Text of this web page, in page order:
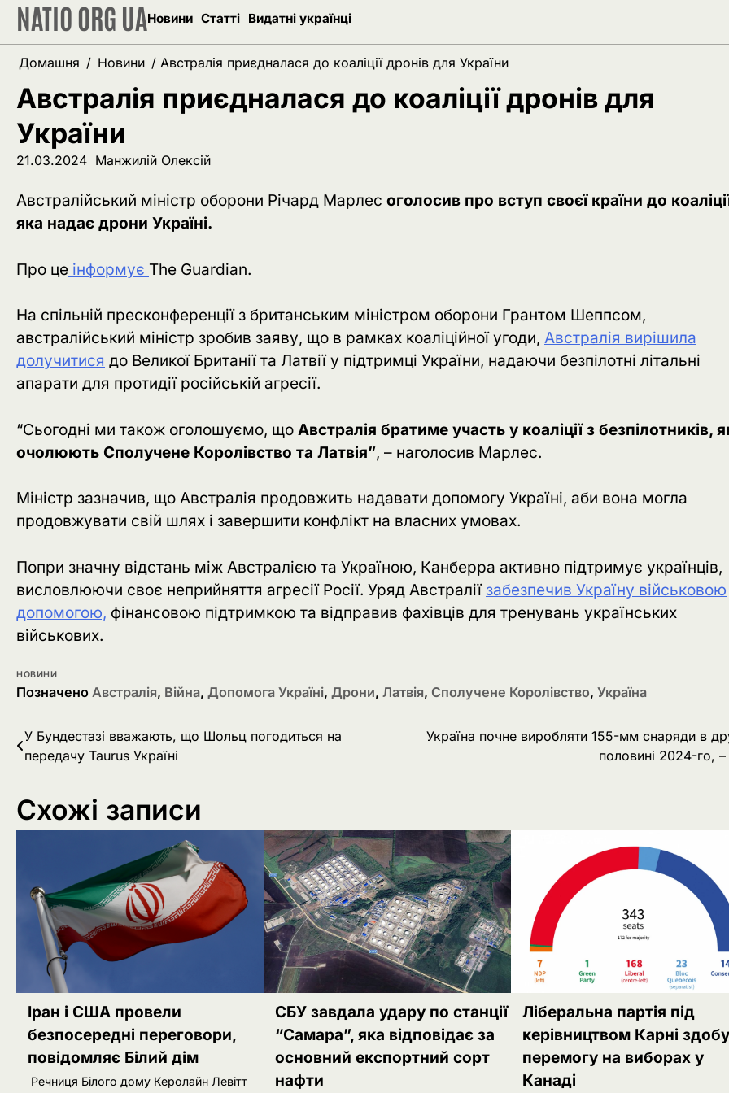
Перейти
вмісту
NATIO ORG UAНовини Статті Видатні українці
Домашня Новини Австралія приєдналася до коаліції дронів для України
Австралія приєдналася до коаліції дронів для
України
21.03.2024 Манжилій Олексій
Австралійський міністр оборони Річард Марлес оголосив про вступ своєї країни до
яка надає дрони Україні.
Про це інформує The Guardian.
На спільній пресконференції з британським міністром оборони Грантом Шеппсом,
австралійський міністр зробив заяву, що в рамках коаліційної угоди, Австралія вирішила
долучитися до Великої Британії та Латвії у підтримці України, надаючи безпілотні літальні
апарати для протидії російській агресії.
“Сьогодні ми також оголошуємо, що Австралія братиме участь у коаліції з безпілотників,
очолюють Сполучене Королівство та Латвія”, – наголосив Марлес.
Міністр зазначив, що Австралія продовжить надавати допомогу Україні, аби вона могла
продовжувати свій шлях і завершити конфлікт на власних умовах.
Попри значну відстань між Австралією та Україною, Канберра активно підтримує українців,
висловлюючи своє неприйняття агресії Росії. Уряд Австралії забезпечив Україну військовою
допомогою, фінансовою підтримкою та відправив фахівців для тренувань українських
військових.
НОВИНИ
Позначено Австралія, Війна, Допомога Україні, Дрони, Латвія, Сполучене Королівство, Україна
Навігація
записів
У Бундестазі вважають, що Шольц погодиться на
передачу Taurus Україні
Україна почне виробляти 155-мм снаряди в
половині 2024-го, –
Схожі записи
Іран і США провели
безпосередні переговори,
повідомляє Білий дім
Речниця Білого дому Керолайн Левітт
СБУ завдала удару по станції
“Самара”, яка відповідає за
основний експортний сорт
нафти
Ліберальна партія під
керівництвом Карні
перемогу на виборах у
Канаді